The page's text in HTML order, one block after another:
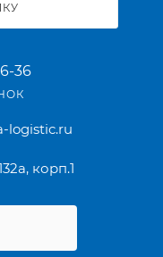
36
logistic.ru
корп.1